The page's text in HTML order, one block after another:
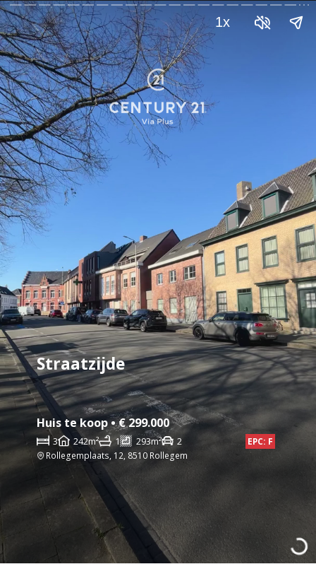
Straatzijde
Huis te koop • € 299.000
3 242m² 1 293m² 2
EPC: F
Rollegemplaats, 12, 8510 Rollegem